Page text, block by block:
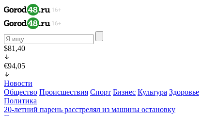
$81,40
€94,05
Новости
Общество Происшествия Спорт Бизнес Культура Здоровье
Политика
20-летний парень расстрелял из машины остановку